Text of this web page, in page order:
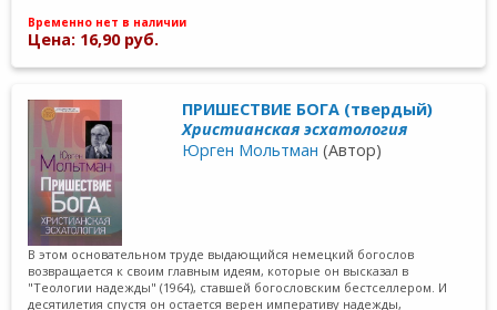
Временно нет в наличии
Цена: 16,90 руб.
ПРИШЕСТВИЕ БОГА (твердый)
Христианская эсхатология
Юрген Мольтман (Автор)
В этом основательном труде выдающийся немецкий богослов
возвращается к своим главным идеям, которые он высказал в
"Теологии надежды" (1964), ставшей богословским бестселлером. И
десятилетия спустя он остается верен императиву надежды,